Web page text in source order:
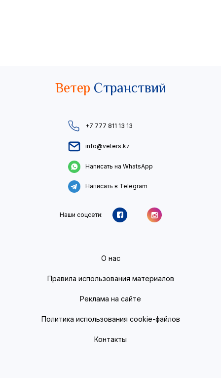
Ветер Странствий
+7 777 811 13 13
info@veters.kz
Написать на WhatsApp
Написать в Telegram
Наши соцсети:
О нас
Правила использования материалов
Реклама на сайте
Политика использования cookie-файлов
Контакты